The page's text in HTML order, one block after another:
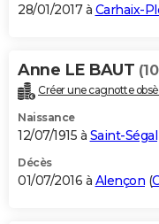
28/01/2017 à Carhaix-
Anne LE BAUT
Créer une cagnotte
Naissance
12/07/1915 à Saint-Ségal
Décès
01/07/2016 à Alençon (